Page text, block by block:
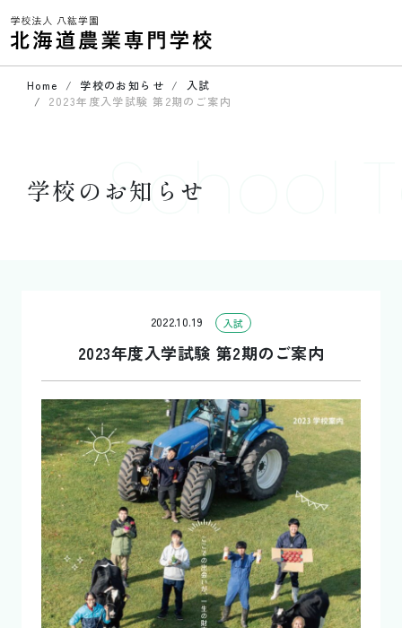
Home 学校のお知らせ
入試
2023年度入学試験 第2期のご案内
学校のお知らせ
School
2022.10.19 入試
2023年度入学試験 第2期のご案内